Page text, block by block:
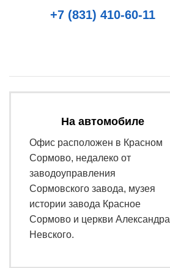
+7 (831) 410-60-11
На автомобиле
Офис расположен в Красном
Сормово, недалеко от
заводоуправления
Сормовского завода, музея
истории завода Красное
Сормово и церкви Александра
Невского.